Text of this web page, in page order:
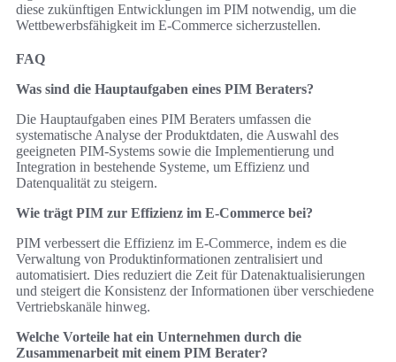
diese zukünftigen Entwicklungen im PIM notwendig, um die
Wettbewerbsfähigkeit im E-Commerce sicherzustellen.
FAQ
Was sind die Hauptaufgaben eines PIM Beraters?
Die Hauptaufgaben eines PIM Beraters umfassen die
systematische Analyse der Produktdaten, die Auswahl des
geeigneten PIM-Systems sowie die Implementierung und
Integration in bestehende Systeme, um Effizienz und
Datenqualität zu steigern.
Wie trägt PIM zur Effizienz im E-Commerce bei?
PIM verbessert die Effizienz im E-Commerce, indem es die
Verwaltung von Produktinformationen zentralisiert und
automatisiert. Dies reduziert die Zeit für Datenaktualisierungen
und steigert die Konsistenz der Informationen über verschiedene
Vertriebskanäle hinweg.
Welche Vorteile hat ein Unternehmen durch die
Zusammenarbeit mit einem PIM Berater?